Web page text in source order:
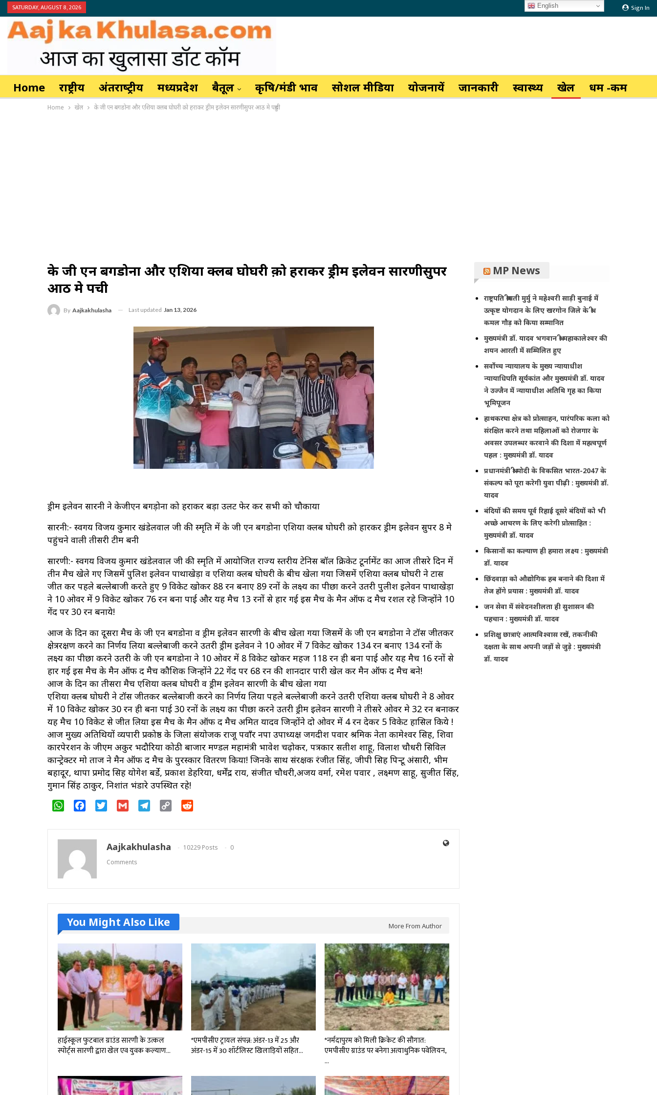
Sign In
SATURDAY, AUGUST 8, 2026
Home राष्ट्रीय अंतर्राष्‍ट्रीय मध्यप्रदेश बैतूल कृषि/मंडी भाव सोशल मीडिया योजनायें जानकारी स्वास्थ्य खेल धर्म -कर्म
Home खेल के जी एन बगडोना और एशिया क्लब घोघरी क़ो हराकर ड्रीम इलेवन सारणीसुपर आठ मे पहुची
के जी एन बगडोना और एशिया क्लब घोघरी क़ो हराकर ड्रीम इलेवन सारणीसुपर
आठ मे पहुची
By Aajkakhulasha Last updated Jan 13, 2026
ड्रीम इलेवन सारनी ने केजीएन बगड़ोना को हराकर बड़ा उलट फेर कर सभी को चौकाया
सारनी:- स्वर्गीय विजय कुमार खंडेलवाल जी की स्मृति में के जी एन बगडोना एशिया क्लब घोघरी क़ो हारकर ड्रीम इलेवन सुपर 8 मे
पहुंचने वाली तीसरी टीम बनी
सारणी:- स्वर्गीय विजय कुमार खंडेलवाल जी की स्मृति में आयोजित राज्य स्तरीय टेनिस बॉल क्रिकेट टूर्नामेंट का आज तीसरे दिन में
तीन मैच खेले गए जिसमें पुलिश इलेवन पाथाखेड़ा व एशिया क्लब घोघरी के बीच खेला गया जिसमें एशिया क्लब घोघरी ने टास
जीत कर पहले बल्लेबाजी करते हुए 9 विकेट खोकर 88 रन बनाए 89 रनों के लक्ष्य का पीछा करने उतरी पुलीश इलेवन पाथाखेड़ा
ने 10 ओवर में 9 विकेट खोकर 76 रन बना पाई और यह मैच 13 रनों से हार गई इस मैच के मैन ऑफ द मैच रशल रहे जिन्होंने 10
गेंद पर 30 रन बनाये!
आज के दिन का दूसरा मैच के जी एन बगडोना व ड्रीम इलेवन सारणी के बीच खेला गया जिसमें के जी एन बगडोना ने टॉस जीतकर
क्षेत्ररक्षण करने का निर्णय लिया बल्लेबाजी करने उतरी ड्रीम इलेवन ने 10 ओवर में 7 विकेट खोकर 134 रन बनाए 134 रनों के
लक्ष्य का पीछा करने उतरी के जी एन बगडोना ने 10 ओवर में 8 विकेट खोकर महज 118 रन ही बना पाई और यह मैच 16 रनों से
हार गई इस मैच के मैन ऑफ द मैच कौशिक जिन्होंने 22 गेंद पर 68 रन की शानदार पारी खेल कर मैन ऑफ द मैच बने!
आज के दिन का तीसरा मैच एशिया क्लब घोघरी व ड्रीम इलेवन सारणी के बीच खेला गया
एशिया क्लब घोघरी ने टॉस जीतकर बल्लेबाजी करने का निर्णय लिया पहले बल्लेबाजी करने उतरी एशिया क्लब घोघरी ने 8 ओवर
में 10 विकेट खोकर 30 रन ही बना पाई 30 रनों के लक्ष्य का पीछा करने उतरी ड्रीम इलेवन सारणी ने तीसरे ओवर मे 32 रन बनाकर
यह मैच 10 विकेट से जीत लिया इस मैच के मैन ऑफ द मैच अमित यादव जिन्होंने दो ओवर में 4 रन देकर 5 विकेट हासिल किये !
आज मुख्य अतिथियों व्यपारी प्रकोष्ठ के जिला संयोजक राजू पवाँर नपा उपाध्यक्ष जगदीश पवार श्रमिक नेता कामेश्वर सिह, शिवा
कारपेरशन के जीएम अकुर भदौरिया कोठी बाजार मण्डल महामंत्री भावेश चढ़ोकर, पत्रकार सतीश शाहू, विलाश चौधरी सिविल
कान्ट्रेक्टर मो ताज ने मैन ऑफ द मैच के पुरस्कार वितरण किया! जिनके साथ संरक्षक रंजीत सिंह, जीपी सिह पिन्टू अंसारी, भीम
बहादूर, थापा प्रमोद सिह योगेश बर्डे, प्रकाश डेहरिया, धर्मेंद्र राय, संजीत चौधरी,अजय वर्मा, रमेश पवार , लक्ष्मण साहू, सुजीत सिंह,
गुमान सिंह ठाकुर, निशांत भंडारे उपस्थित रहे!
WhatsAppFacebookTwitter Gmail Telegram
Copy
Aajkakhulasha 10229 Posts
0
Comments
You Might Also Like More From Author
हाईस्कूल फुटबाल ग्राउंड सारणी के उत्कल
स्पोर्ट्स सारणी द्वारा खेल एव युवक कल्याण…
*एमपीसीए ट्रायल संपन्न: अंडर-13 में 25 और
अंडर-15 में 30 शॉर्टलिस्ट खिलाड़ियों सहित…
*नर्मदापुरम को मिली क्रिकेट की सौगात:
एमपीसीए ग्राउंड पर बनेगा अत्याधुनिक पवेलियन,
…
MP News
राष्ट्रपति श्रीमती मुर्मु ने महेश्वरी साड़ी बुनाई में
उत्कृष्ट योगदान के लिए खरगोन जिले के श्री
कमल गौड़ को किया सम्मानित
मुख्यमंत्री डॉ. यादव भगवान श्री महाकालेश्‍वर की
शयन आरती में सम्मिलित हुए
सर्वोच्च न्यायालय के मुख्‍य न्‍यायाधीश
न्यायाधिपति सूर्यकांत और मुख्यमंत्री डॉ. यादव
ने उज्जैन में न्यायाधीश अतिथि गृह का किया
भूमिपूजन
हाथकरघा क्षेत्र को प्रोत्साहन, पारंपरिक कला को
संरक्षित करने तथा महिलाओं को रोजगार के
अवसर उपलब्धर करवाने की दिशा में महत्वपूर्ण
पहल : मुख्यमंत्री डॉ. यादव
प्रधानमंत्री श्री मोदी के विकसित भारत-2047 के
संकल्प को पूरा करेगी युवा पीढ़ी : मुख्यमंत्री डॉ.
यादव
बंदियों की समय पूर्व रिहाई दूसरे बंदियों को भी
अच्छे आचरण के लिए करेगी प्रोत्साहित :
मुख्यमंत्री डॉ. यादव
किसानों का कल्याण ही हमारा लक्ष्य : मुख्यमंत्री
डॉ. यादव
छिंदवाड़ा को औद्योगिक हब बनाने की दिशा में
तेज होंगे प्रयास : मुख्यमंत्री डॉ. यादव
जन सेवा में संवेदनशीलता ही सुशासन की
पहचान : मुख्यमंत्री डॉ. यादव
प्रशिक्षु छात्राएं आत्मविश्वास रखें, तकनीकी
दक्षता के साथ अपनी जड़ों से जुड़े : मुख्यमंत्री
डॉ. यादव
English